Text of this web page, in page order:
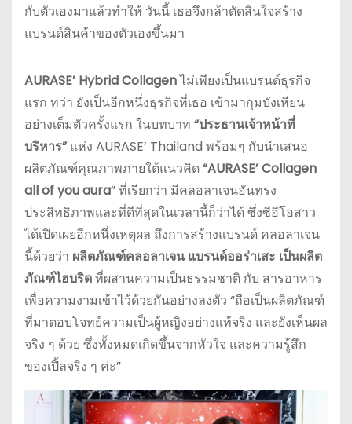
กับตัวเองมาแล้วทำให้ วันนี้ เธอจึงกล้าตัดสินใจสร้าง
แบรนด์สินค้าของตัวเองขึ้นมา
AURASE’ Hybrid Collagenไม่เพียงเป็นแบรนด์ธุรกิจ
แรก ทว่า ยังเป็นอีกหนึ่งธุรกิจที่เธอ เข้ามากุมบังเหียน
อย่างเต็มตัวครั้งแรก ในบทบาท “ประธานเจ้าหน้าที่
บริหาร”แห่ง AURASE’ Thailand พร้อมๆ กับนำเสนอ
ผลิตภัณฑ์คุณภาพภายใต้แนวคิด “AURASE’ Collagen
all of you aura” ที่เรียกว่า มีคลอลาเจนอันทรง
ประสิทธิภาพและที่ดีที่สุดในเวลานี้ก็ว่าได้ ซึ่งซีอีโอสาว
ได้เปิดเผยอีกหนึ่งเหตุผล ถึงการสร้างแบรนด์ คลอลาเจน
นี้ด้วยว่า ผลิตภัณฑ์คลอลาเจน แบรนด์ออร่าเสะ เป็นผลิต
ภัณฑ์ไฮบริดที่ผสานความเป็นธรรมชาติ กับ สารอาหาร
เพื่อความงามเข้าไว้ด้วยกันอย่างลงตัว “ถือเป็นผลิตภัณฑ์
ที่มาตอบโจทย์ความเป็นผู้หญิงอย่างแท้จริง และยังเห็นผล
จริง ๆ ด้วย ซึ่งทั้งหมดเกิดขึ้นจากหัวใจ และความรู้สึก
ของเปิ้ลจริง ๆ ค่ะ”